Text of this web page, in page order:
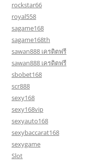
rockstar66
royal558
sagame168
sagame168th
sawan888 เครดิตฟรี
sawan888 เครดิตฟรี
sbobet168
scr888
sexy168
sexy168vip
sexyauto168
sexybaccarat168
sexygame
Slot